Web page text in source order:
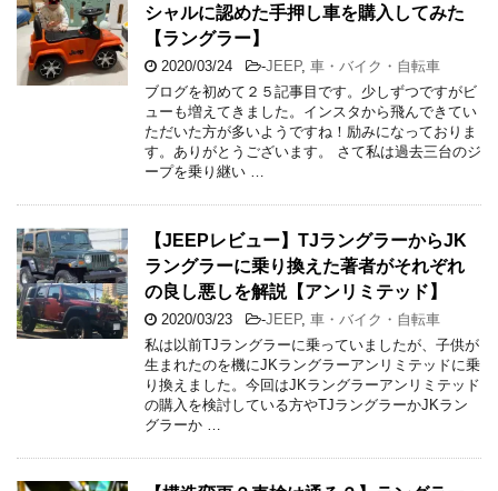
シャルに認めた手押し車を購入してみた
【ラングラー】
2020/03/24 -JEEP, 車・バイク・自転車
ブログを初めて２５記事目です。少しずつですがビ
ューも増えてきました。インスタから飛んできてい
ただいた方が多いようですね！励みになっておりま
す。ありがとうございます。 さて私は過去三台のジ
ープを乗り継い …
【JEEPレビュー】TJラングラーからJK
ラングラーに乗り換えた著者がそれぞれ
の良し悪しを解説【アンリミテッド】
2020/03/23 -JEEP, 車・バイク・自転車
私は以前TJラングラーに乗っていましたが、子供が
生まれたのを機にJKラングラーアンリミテッドに乗
り換えました。今回はJKラングラーアンリミテッド
の購入を検討している方やTJラングラーかJKラン
グラーか …